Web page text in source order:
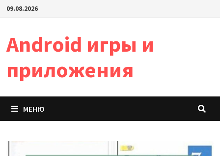
Перейти
09.08.2026
Android игры и
приложения
МЕНЮ